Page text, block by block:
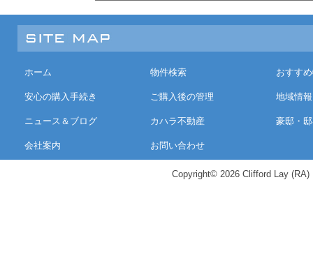
ホーム 物件検索 おすす
安心の購入手続き ご購入後の管理 地域情報
ニュース＆ブログ カハラ不動産 豪邸・
会社案内 お問い合わせ
Copyright© 2026 Clifford Lay